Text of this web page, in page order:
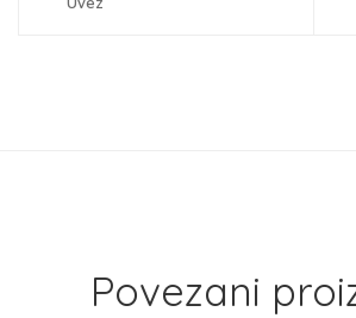
Povezani